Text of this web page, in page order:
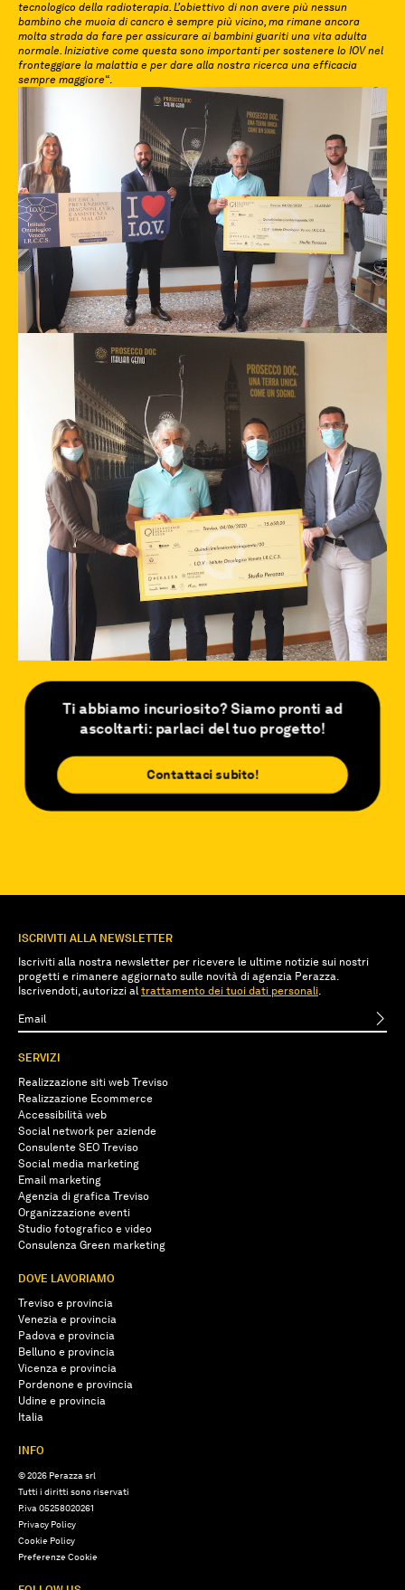
tecnologico della radioterapia. L’obiettivo di non avere più nessun
bambino che muoia di cancro è sempre più vicino, ma rimane ancora
molta strada da fare per assicurare ai bambini guariti una vita adulta
normale. Iniziative come questa sono importanti per sostenere lo IOV nel
fronteggiare la malattia e per dare alla nostra ricerca una efficacia
sempre maggiore“.
Ti abbiamo incuriosito? Siamo pronti ad
ascoltarti: parlaci del tuo progetto!
Contattaci subito!
ISCRIVITI ALLA NEWSLETTER
Iscriviti alla nostra newsletter per ricevere le ultime notizie sui nostri
progetti e rimanere aggiornato sulle novità di agenzia Perazza.
Iscrivendoti, autorizzi al trattamento dei tuoi dati personali.
SERVIZI
Realizzazione siti web Treviso
Realizzazione Ecommerce
Accessibilità web
Social network per aziende
Consulente SEO Treviso
Social media marketing
Email marketing
Agenzia di grafica Treviso
Organizzazione eventi
Studio fotografico e video
Consulenza Green marketing
DOVE LAVORIAMO
Treviso e provincia
Venezia e provincia
Padova e provincia
Belluno e provincia
Vicenza e provincia
Pordenone e provincia
Udine e provincia
Italia
INFO
© 2026 Perazza srl
Tutti i diritti sono riservati
P.iva 05258020261
Privacy Policy
Cookie Policy
Preferenze Cookie